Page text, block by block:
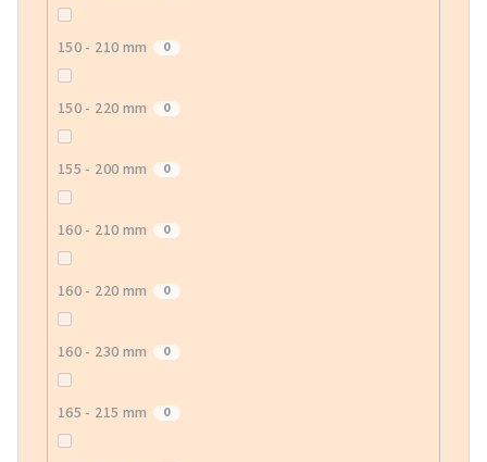
150 - 210 mm 0
150 - 220 mm 0
155 - 200 mm 0
160 - 210 mm 0
160 - 220 mm 0
160 - 230 mm 0
165 - 215 mm 0